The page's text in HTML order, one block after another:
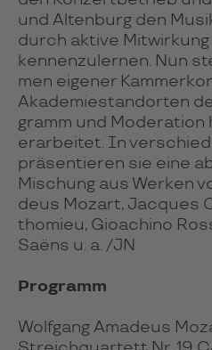
und Alten­burg den
durch aktive
ken­nen­zu­ler­nen. Nun
men eige­ner
Aka­de­mie­stand­or­ten
gramm und Mode­ra­tion
erar­bei­tet. In
prä­sen­tie­ren sie eine
Mischung aus Wer­ken
deus Mozart, Jac­ques
tho­mieu, Gioa­chino
Saëns u. a. /JN
Programm
Wolfgang Amadeus